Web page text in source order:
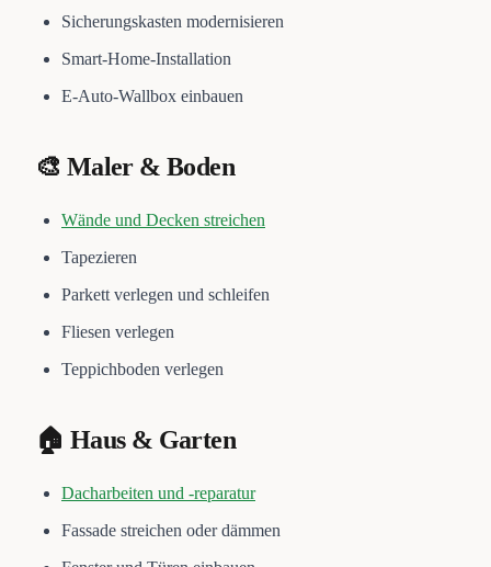
Sicherungskasten modernisieren
Smart-Home-Installation
E-Auto-Wallbox einbauen
🎨 Maler & Boden
Wände und Decken streichen
Tapezieren
Parkett verlegen und schleifen
Fliesen verlegen
Teppichboden verlegen
🏠 Haus & Garten
Dacharbeiten und -reparatur
Fassade streichen oder dämmen